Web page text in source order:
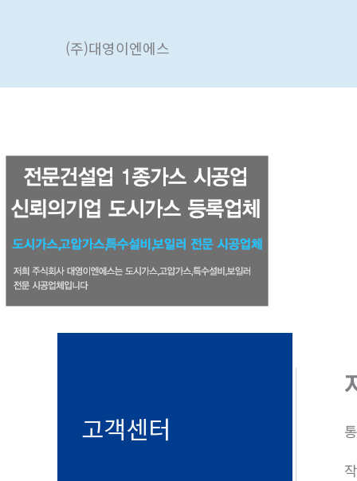
(주)대영이엔에스
고객센터